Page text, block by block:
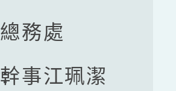
總務處
幹事江珮潔